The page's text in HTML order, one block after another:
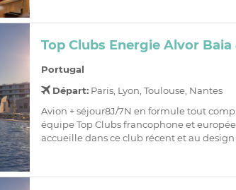
Top Clubs Energie Alvor Baia
Portugal
Départ:Paris, Lyon, Toulouse, Nantes
Avion + séjour8J/7N en formule tout
équipe Top Clubs francophone et
accueille dans ce club récent et au design